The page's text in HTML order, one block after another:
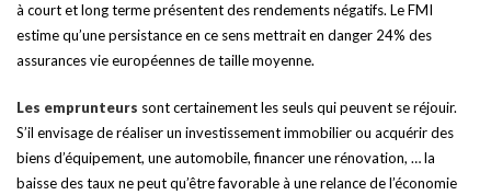
à court et long terme présentent des rendements négatifs. Le FMI
estime qu’une persistance en ce sens mettrait en danger 24% des
assurances vie européennes de taille moyenne.
Les emprunteurs sont certainement les seuls qui peuvent se réjouir.
S’il envisage de réaliser un investissement immobilier ou acquérir des
biens d’équipement, une automobile, financer une rénovation, … la
baisse des taux ne peut qu’être favorable à une relance de l’économie